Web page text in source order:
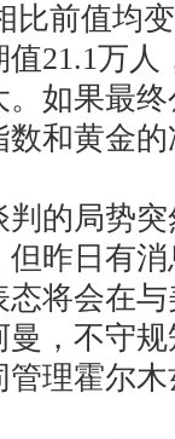
比前值均
21.1万人
如果最
和黄金
的局势突
昨日有
将会在
，不守
理霍尔